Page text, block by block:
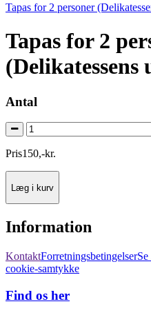
Tapas for 2 personer
Tapas for 2
(Delikatessens
Antal
Pris150,-kr.
Læg i kurv
Information
KontaktForretningsbetingelser
cookie-samtykke
Find os her